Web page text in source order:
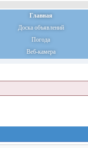
Главная
Доска объявлений
Погода
Веб-камера